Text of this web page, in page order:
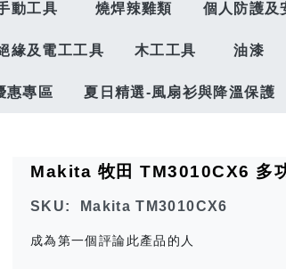
動工具 燒焊辣雞類 個人防護及
緣及電工工具 木工工具 油漆
惠專區 夏日精選-風扇衫與降溫保護
Makita 牧田 TM3010CX6 多
SKU Makita TM3010CX6
成為第一個評論此產品的人